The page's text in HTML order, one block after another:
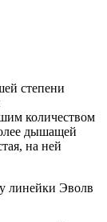
степени
количеством
дышащей
на ней
линейки Эволв